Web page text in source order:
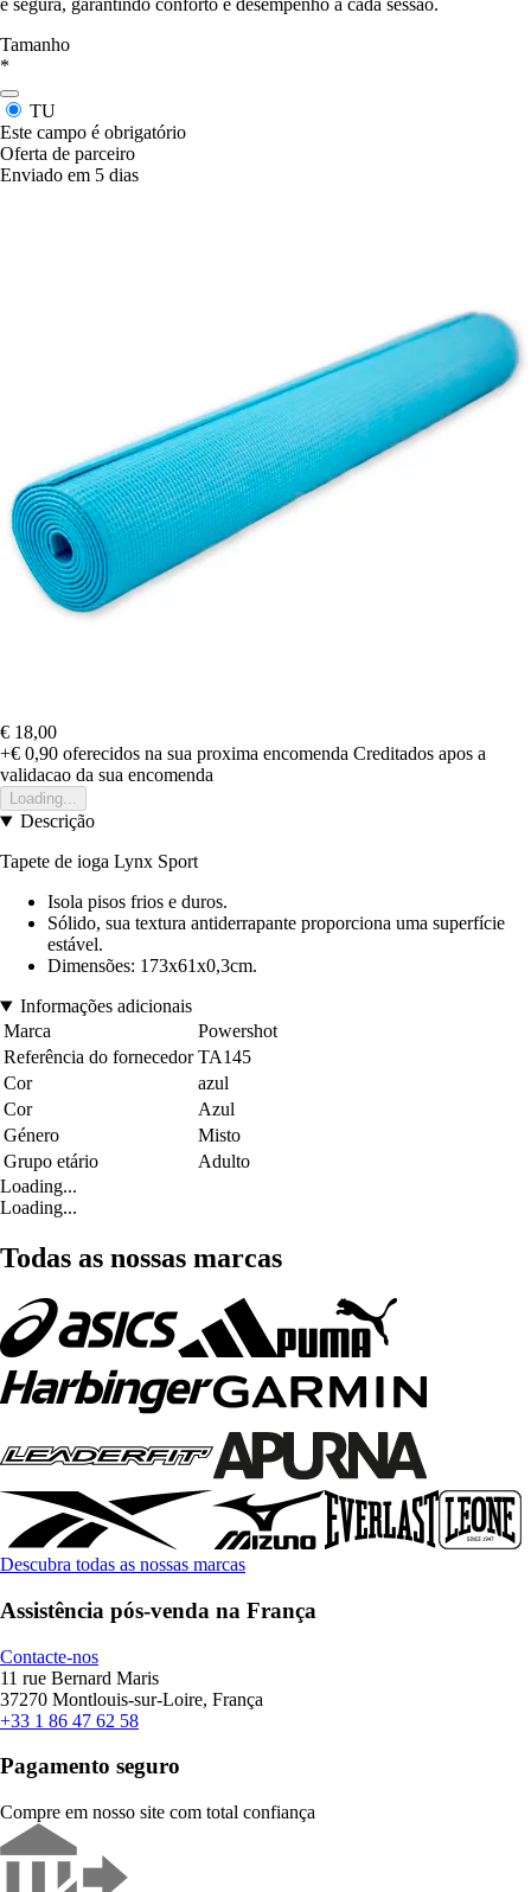
e segura, garantindo conforto e desempenho a cada sessão.
Tamanho
*
TU
Este campo é obrigatório
Oferta de parceiro
Enviado em 5 dias
€ 18,00
+€ 0,90 oferecidos na sua proxima encomenda Creditados apos a
validacao da sua encomenda
Loading...
Descrição
Tapete de ioga Lynx Sport
Isola pisos frios e duros.
Sólido, sua textura antiderrapante proporciona uma superfície
estável.
Dimensões: 173x61x0,3cm.
Informações adicionais
Marca
Powershot
Referência do fornecedor TA145
Cor
azul
Cor
Azul
Género
Misto
Grupo etário
Adulto
Loading...
Loading...
Todas as nossas marcas
Descubra todas as nossas marcas
Assistência pós-venda na França
Contacte-nos
11 rue Bernard Maris
37270 Montlouis-sur-Loire, França
+33 1 86 47 62 58
Pagamento seguro
Compre em nosso site com total confiança